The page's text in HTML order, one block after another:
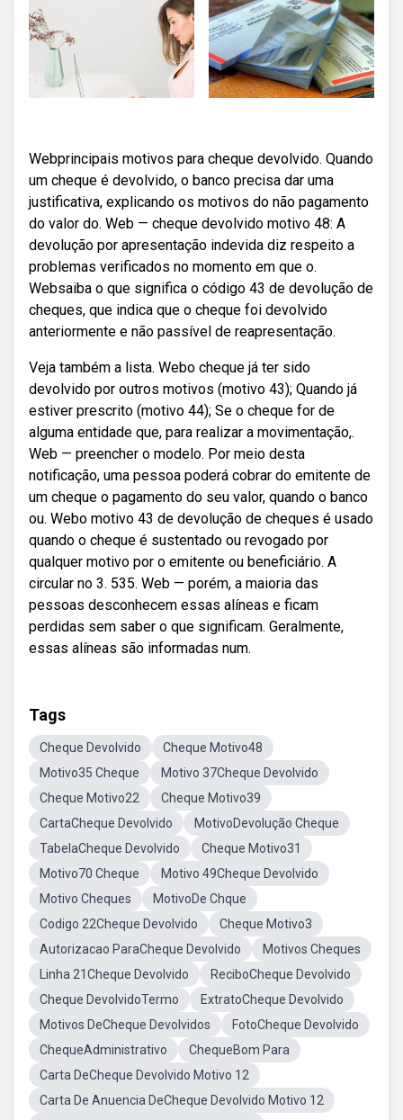
Webprincipais motivos para cheque devolvido. Quando
um cheque é devolvido, o banco precisa dar uma
justificativa, explicando os motivos do não pagamento
do valor do. Web — cheque devolvido motivo 48: A
devolução por apresentação indevida diz respeito a
problemas verificados no momento em que o.
Websaiba o que significa o código 43 de devolução de
cheques, que indica que o cheque foi devolvido
anteriormente e não passível de reapresentação.
Veja também a lista. Webo cheque já ter sido
devolvido por outros motivos (motivo 43); Quando já
estiver prescrito (motivo 44); Se o cheque for de
alguma entidade que, para realizar a movimentação,.
Web — preencher o modelo. Por meio desta
notificação, uma pessoa poderá cobrar do emitente de
um cheque o pagamento do seu valor, quando o banco
ou. Webo motivo 43 de devolução de cheques é usado
quando o cheque é sustentado ou revogado por
qualquer motivo por o emitente ou beneficiário. A
circular no 3. 535. Web — porém, a maioria das
pessoas desconhecem essas alíneas e ficam
perdidas sem saber o que significam. Geralmente,
essas alíneas são informadas num.
Tags
Cheque Devolvido
Cheque Motivo48
Motivo35 Cheque
Motivo 37Cheque Devolvido
Cheque Motivo22
Cheque Motivo39
CartaCheque Devolvido
MotivoDevolução Cheque
TabelaCheque Devolvido
Cheque Motivo31
Motivo70 Cheque
Motivo 49Cheque Devolvido
Motivo Cheques
MotivoDe Chque
Codigo 22Cheque Devolvido
Cheque Motivo3
Autorizacao ParaCheque Devolvido
Motivos Cheques
Linha 21Cheque Devolvido
ReciboCheque Devolvido
Cheque DevolvidoTermo
ExtratoCheque Devolvido
Motivos DeCheque Devolvidos
FotoCheque Devolvido
ChequeAdministrativo
ChequeBom Para
Carta DeCheque Devolvido Motivo 12
Carta De Anuencia DeCheque Devolvido Motivo 12